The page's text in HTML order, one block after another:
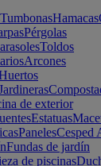
TumbonasHamacas
Pérgolas
Toldos
Arcones
de exterior
Estatuas
PanelesCesped
Fundas de jardín
de piscinas